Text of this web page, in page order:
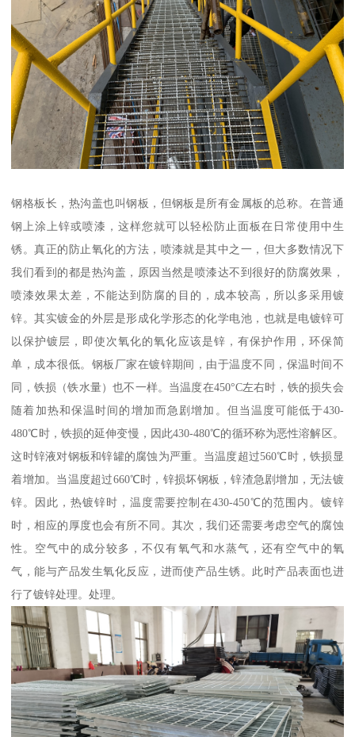
钢格板长，热沟盖也叫钢板，但钢板是所有金属板的总称。在普通
钢上涂上锌或喷漆，这样您就可以轻松防止面板在日常使用中生
锈。真正的防止氧化的方法，喷漆就是其中之一，但大多数情况下
我们看到的都是热沟盖，原因当然是喷漆达不到很好的防腐效果，
喷漆效果太差，不能达到防腐的目的，成本较高，所以多采用镀
锌。其实镀金的外层是形成化学形态的化学电池，也就是电镀锌可
以保护镀层，即使次氧化的氧化应该是锌，有保护作用，环保简
单，成本很低。钢板厂家在镀锌期间，由于温度不同，保温时间不
同，铁损（铁水量）也不一样。当温度在450°C左右时，铁的损失会
随着加热和保温时间的增加而急剧增加。但当温度可能低于430-
480℃时，铁损的延伸变慢，因此430-480℃的循环称为恶性溶解区。
这时锌液对钢板和锌罐的腐蚀为严重。当温度超过560℃时，铁损显
着增加。当温度超过660℃时，锌损坏钢板，锌渣急剧增加，无法镀
锌。因此，热镀锌时，温度需要控制在430-450℃的范围内。镀锌
时，相应的厚度也会有所不同。其次，我们还需要考虑空气的腐蚀
性。空气中的成分较多，不仅有氧气和水蒸气，还有空气中的氧
气，能与产品发生氧化反应，进而使产品生锈。此时产品表面也进
行了镀锌处理。处理。